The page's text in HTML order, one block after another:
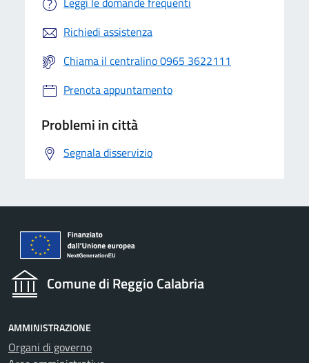
Richiedi assistenza
Chiama il centralino 0965 3622111
Prenota appuntamento
Problemi in città
Segnala disservizio
Comune di Reggio Calabria
AMMINISTRAZIONE
Organi di governo